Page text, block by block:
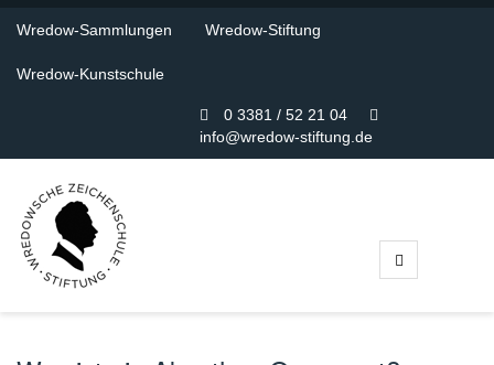
Wredow-Sammlungen Wredow-Stiftung
Wredow-Kunstschule
0 3381 / 52 21 04
info@wredow-stiftung.de